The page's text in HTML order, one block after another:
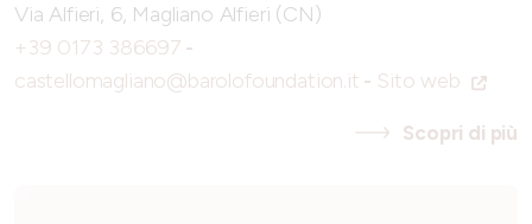
Via Alfieri, 6, Magliano Alfieri (CN)
+39 0173 386697 -
castellomagliano@barolofoundation.it - Sito web
Scopri di più